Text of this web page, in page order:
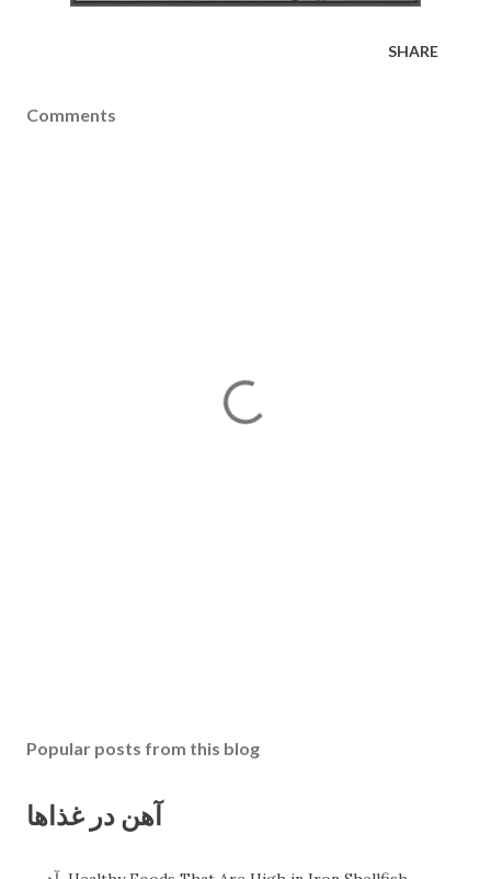
SHARE
Comments
Popular posts from this blog
آهن در غذاها